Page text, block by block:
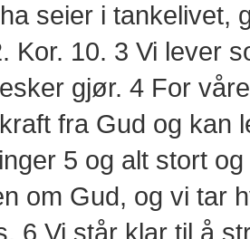
seier i tankelivet,
Kor. 10. 3 Vi lever
gjør. 4 For
fra Gud og kan
5 og alt stort
om Gud, og vi tar
6 Vi står klar til å